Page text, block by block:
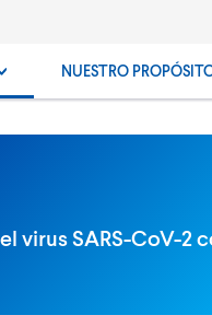
NUESTRO
virus SARS-CoV-2